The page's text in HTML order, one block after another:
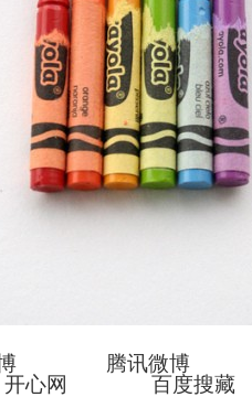
微博 腾讯微
网 百度搜